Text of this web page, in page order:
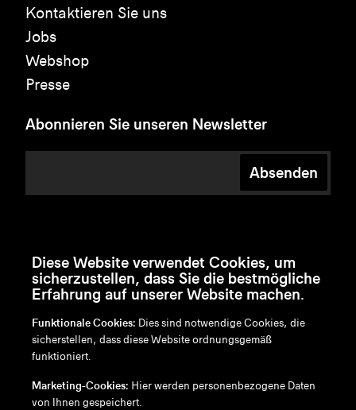
Kontaktieren Sie uns
Jobs
Webshop
Presse
Abonnieren Sie unseren Newsletter
Absenden
en/nl/fr/de
Disclaimer
Diese Website verwendet Cookies, um
sicherzustellen, dass Sie die bestmögliche
Erfahrung auf unserer Website machen.
Funktionale Cookies: Dies sind notwendige Cookies, die
sicherstellen, dass diese Website ordnungsgemäß
funktioniert.
Marketing-Cookies: Hier werden personenbezogene Daten
von Ihnen gespeichert.